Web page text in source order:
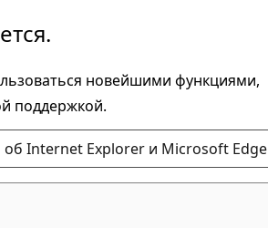
новейшими функциями,
поддержкой.
Internet Explorer и Microsoft Edge